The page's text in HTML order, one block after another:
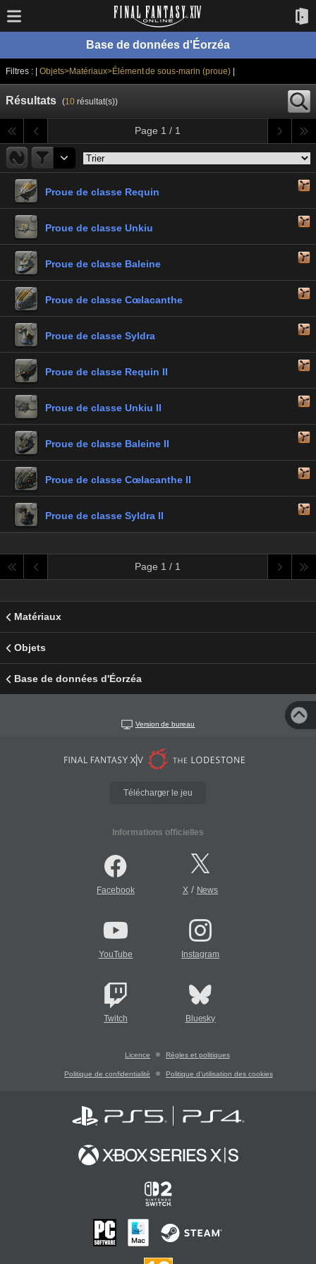
Base de données d'Éorzéa
Filtres : | Objets>Matériaux>Élément de sous-marin (proue)
Résultats (10résultat(s))
Page 1 / 1
Proue de classe Requin
Proue de classe Unkiu
Proue de classe Baleine
Proue de classe Cœlacanthe
Proue de classe Syldra
Proue de classe Requin II
Proue de classe Unkiu II
Proue de classe Baleine II
Proue de classe Cœlacanthe II
Proue de classe Syldra II
Page 1 / 1
Matériaux
Objets
Base de données d'Éorzéa
Version de bureau
Télécharger le jeu
Informations officielles
Facebook X/ News
YouTube Instagram
Twitch Bluesky
Licence Règles et politiques
Politique de confidentialité Politique d'utilisation des cookies